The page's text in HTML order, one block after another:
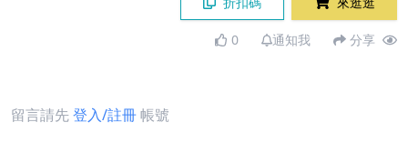
0 通知我 分享
留言請先登入/註冊帳號